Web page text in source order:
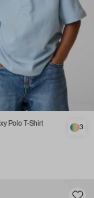
Bebek | Boxy Polo T-Shirt
3